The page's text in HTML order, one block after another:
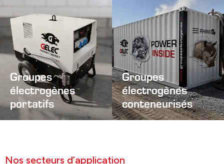
Groupes
électrogènes
portatifs
Groupes
électrogènes
conteneurisés
Nos secteurs d’application